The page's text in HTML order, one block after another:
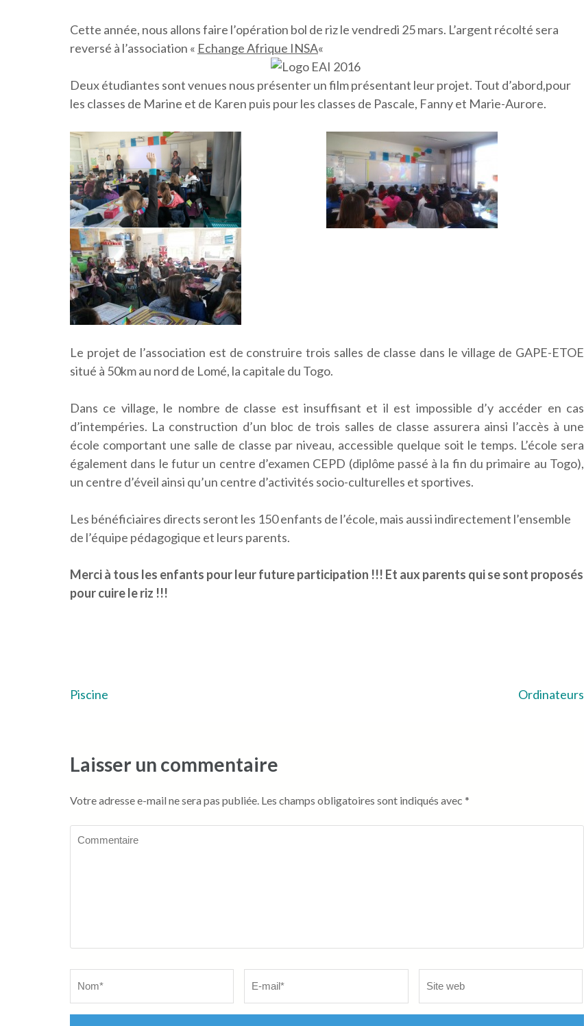
Cette année, nous allons faire l’opération bol de riz le vendredi 25 mars. L’argent récolté sera
reversé à l’association « Echange Afrique INSA«
Deux étudiantes sont venues nous présenter un film présentant leur projet. Tout d’abord,pour
les classes de Marine et de Karen puis pour les classes de Pascale, Fanny et Marie-Aurore.
Le projet de l’association est de construire trois salles de classe dans le village de GAPE-ETOE
situé à 50km au nord de Lomé, la capitale du Togo.
Dans ce village, le nombre de classe est insuffisant et il est impossible d’y accéder en cas
d’intempéries. La construction d’un bloc de trois salles de classe assurera ainsi l’accès à une
école comportant une salle de classe par niveau, accessible quelque soit le temps. L’école sera
également dans le futur un centre d’examen CEPD (diplôme passé à la fin du primaire au Togo),
un centre d’éveil ainsi qu’un centre d’activités socio-culturelles et sportives.
Les bénéficiaires directs seront les 150 enfants de l’école, mais aussi indirectement l’ensemble
de l’équipe pédagogique et leurs parents.
Merci à tous les enfants pour leur future participation !!! Et aux parents qui se sont proposés
pour cuire le riz !!!
Navigation
l’article
Piscine Ordinateurs
Laisser un commentaire
Votre adresse e-mail ne sera pas publiée. Les champs obligatoires sont indiqués avec *
web